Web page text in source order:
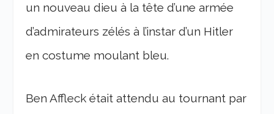
un nouveau dieu à la tête d’une armée
d’admirateurs zélés à l’instar d’un Hitler
en costume moulant bleu.
Ben Affleck était attendu au tournant par